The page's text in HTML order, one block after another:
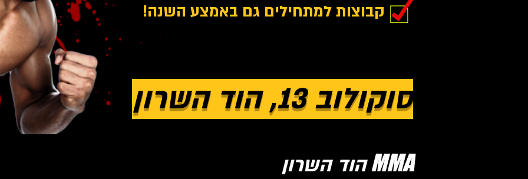
קבוצות למתחילים גם באמצע השנה!
סוקולוב 13, הוד השרון
MMA הוד השרון